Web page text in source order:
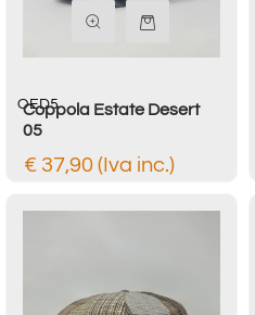
Quantità
OED5
Coppola Estate Desert
05
€ 37,90 (Iva inc.)